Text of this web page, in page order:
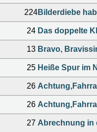
224Bilderdiebe
24 Das doppelte
13 Bravo,
25 Heiße Spur im
26
26
27 Abrechnung in